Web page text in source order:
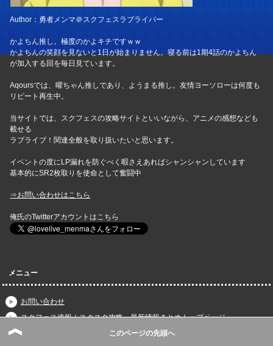
Author：勇者メンマ＠スクフェスラブライバー
かよちん推し。極度のかよキチですｗｗ
かよちんの笑顔を見ないと1日が始まりません。寝る前は1期4話のかよちん
が加入する回を毎日見ています。
Aqoursでは、曜ちゃん推しであり、ようまる推し。友情ヨーソローは何度も
リピート再生中。
当サイトでは、スクフェスの攻略サイトといいながら、アニメの感想なども
載せる
ラブライブ！関連全般を取り扱いたいと思います。
イベントの度にLP漏れを防ぐべく暇さえあればシャンシャンしています
基本的にSR2枚取りを使命として奮闘中
⇒お問い合わせはこちら
俺氏のTwitterアカウントはこちら
メニュー
お問い合わせ
スクフェス速報｜スクスタ攻略・最新情報まとめトップページ
スクフェス速報｜ラブライブ！サンシャイン!!攻略まとめwikiの目次
このページの先頭へ